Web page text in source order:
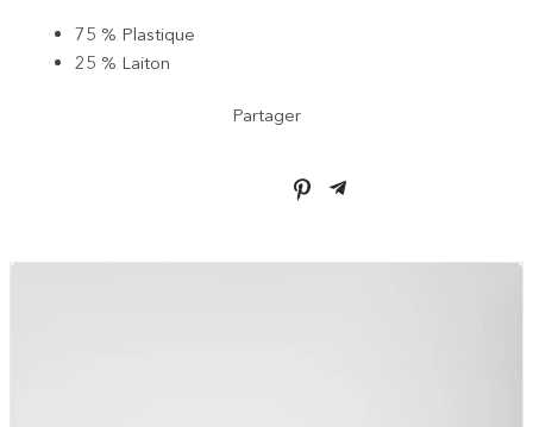
75 % Plastique
25 % Laiton
Partager
VOUS AIMEREZ AUSSI